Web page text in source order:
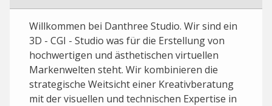
Willkommen bei Danthree Studio. Wir sind ein
3D - CGI - Studio was für die Erstellung von
hochwertigen und ästhetischen virtuellen
Markenwelten steht. Wir kombinieren die
strategische Weitsicht einer Kreativberatung
mit der visuellen und technischen Expertise in